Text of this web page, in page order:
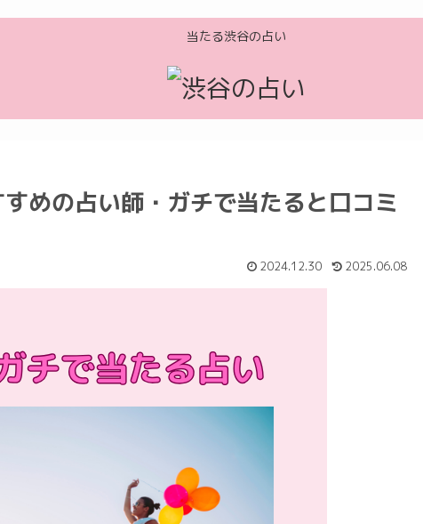
当たる渋谷の占い
めの占い師・ガチで当たると口コミ
2024.12.30 2025.06.08